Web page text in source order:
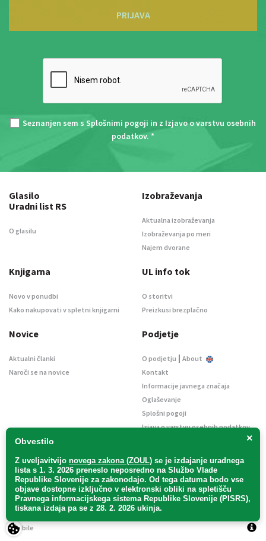
PRIJAVA
Seznanjen sem s Splošnimi pogoji in z Izjavo o varstvu osebnih
podatkov. *
×
Obvestilo
Z uveljavitvijo novega zakona (ZOUL) se je izdajanje uradnega
lista s 1. 3. 2026 preneslo neposredno na Službo Vlade
Republike Slovenije za zakonodajo. Od tega datuma bodo vse
objave dostopne izključno v elektronski obliki na spletišču
Pravnega informacijskega sistema Republike Slovenije (PISRS),
tiskana izdaja pa se z 28. 2. 2026 ukinja.
Glasilo
Uradni list RS
O glasilu
Izobraževanja
Aktualna izobraževanja
Izobraževanja po meri
Najem dvorane
Knjigarna
Novo v ponudbi
Kako nakupovati v spletni knjigarni
UL info tok
O storitvi
Preizkusi brezplačno
Novice
Aktualni članki
Naroči se na novice
Podjetje
O podjetju | About
Kontakt
Informacije javnega značaja
Oglaševanje
Splošni pogoji
Izjava o varstvu osebnih podatkov
Uradni list d. o. o. – v likvidaciji / Vse pravice pridržane.
2Mobile